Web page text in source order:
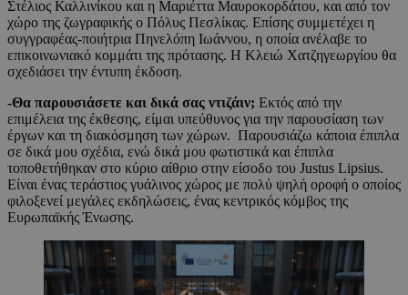
Στέλιος Καλλινίκου και η Μαριέττα Μαυροκορδάτου, και από τον
χώρο της ζωγραφικής ο Πόλυς Πεσλίκας. Επίσης συμμετέχει η
συγγραφέας-ποιήτρια Πηνελόπη Ιωάννου, η οποία ανέλαβε το
επικοινωνιακό κομμάτι της πρότασης. Η Κλειώ Χατζηγεωργίου θα
σχεδιάσει την έντυπη έκδοση.
-Θα παρουσιάσετε και δικά σας ντιζάιν; Εκτός από την
επιμέλεια της έκθεσης, είμαι υπεύθυνος για την παρουσίαση των
έργων και τη διακόσμηση των χώρων. Παρουσιάζω κάποια έπιπλα
σε δικά μου σχέδια, ενώ δικά μου φωτιστικά και έπιπλα
τοποθετήθηκαν στο κύριο αίθριο στην είσοδο του Justus Lipsius.
Είναι ένας τεράστιος γυάλινος χώρος με πολύ ψηλή οροφή ο οποίος
φιλοξενεί μεγάλες εκδηλώσεις, ένας κεντρικός κόμβος της
Ευρωπαϊκής Ένωσης.